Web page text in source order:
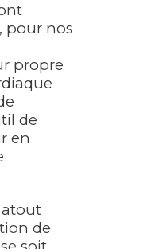
pour nos
propre
de
en
atout
de